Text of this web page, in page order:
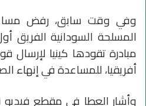
وفي وقت سابق، رفض
المسلحة السودانية الفريق
مبادرة تقودها كينيا
أفريقيا، للمساعدة في إنهاء
وأشار العطا في مقطع فيديو